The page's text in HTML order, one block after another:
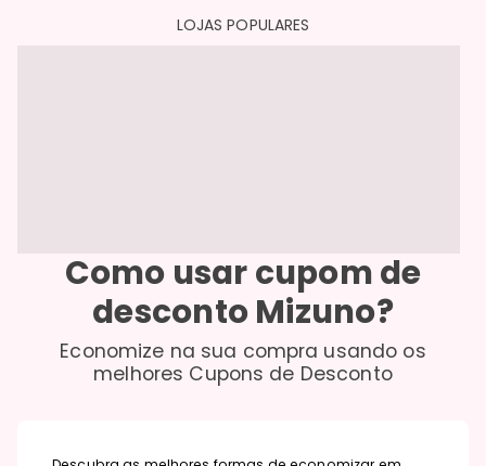
LOJAS POPULARES
Como usar cupom de
descontoMizuno?
Economize na sua compra usando os
melhores Cupons de Desconto